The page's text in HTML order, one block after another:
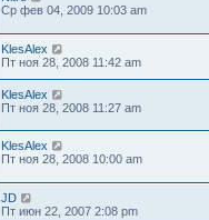
Ср фев 04, 2009 10:03 am
KlesAlex
Пт ноя 28, 2008 11:42 am
KlesAlex
Пт ноя 28, 2008 11:27 am
KlesAlex
Пт ноя 28, 2008 10:00 am
JD
Пт июн 22, 2007 2:08 pm